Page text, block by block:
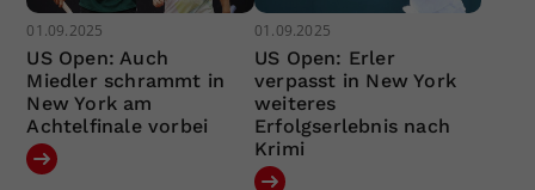
01.09.2025
US Open: Auch
Miedler schrammt in
New York am
Achtelfinale vorbei
01.09.2025
US Open: Erler
verpasst in New York
weiteres
Erfolgserlebnis nach
Krimi